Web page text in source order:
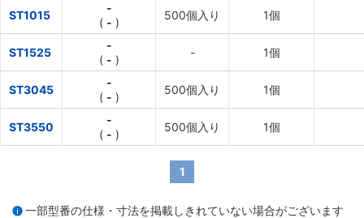
ST1015
-
( - )
500個入り 1個
ST1525
-
( - )
- 1個
ST3045
-
( - )
500個入り 1個
ST3550
-
( - )
500個入り 1個
1
一部型番の仕様・寸法を掲載しきれていない場合がございます